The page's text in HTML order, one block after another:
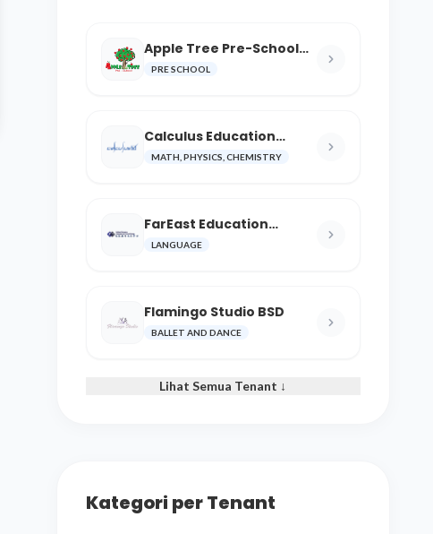
Apple Tree Pre-School
BSD
PRE SCHOOL
Calculus Education
Center
MATH, PHYSICS, CHEMISTRY
FarEast Education
Language and Cultural
Center
LANGUAGE
Flamingo Studio BSD
BALLET AND DANCE
Lihat Semua Tenant ↓
Kategori per Tenant